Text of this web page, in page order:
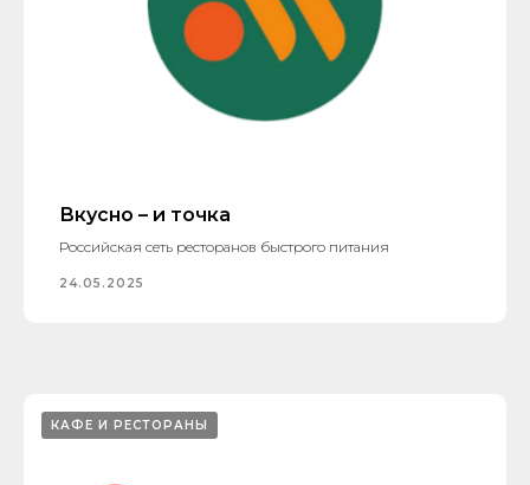
Вкусно – и точка
Российская сеть ресторанов быстрого питания
24.05.2025
КАФЕ И РЕСТОРАНЫ